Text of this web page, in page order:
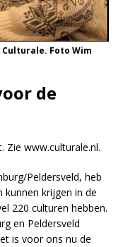
Foto Wim
de
Zie www.culturale.nl.
Peldersveld, heb
kunnen krijgen in de
220 culturen hebben.
en Peldersveld
is voor ons nu de